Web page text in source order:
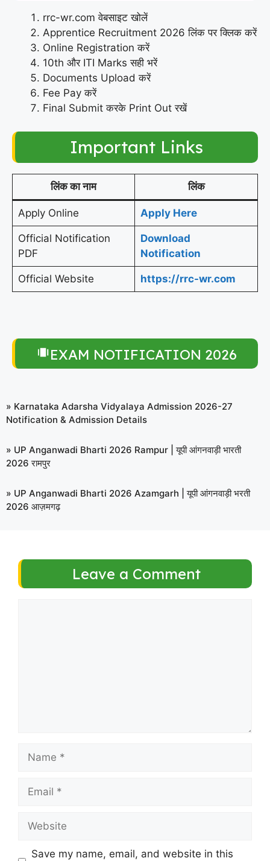
rrc-wr.com वेबसाइट खोलें
Apprentice Recruitment 2026 लिंक पर क्लिक करें
Online Registration करें
10th और ITI Marks सही भरें
Documents Upload करें
Fee Pay करें
Final Submit करके Print Out रखें
Important Links
लिंक का नाम लिंक
Apply Online Apply Here
Official Notification
PDF
Download
Notification
Official Website https://rrc-wr.com
EXAM NOTIFICATION 2026
» Karnataka Adarsha Vidyalaya Admission 2026-27
Notification & Admission Details
» UP Anganwadi Bharti 2026 Rampur | यूपी आंगनवाड़ी भारती
2026 रामपुर
» UP Anganwadi Bharti 2026 Azamgarh | यूपी आंगनवाड़ी भरती
2026 आज़मगढ़
Leave a Comment
Name
Email
Website
Save my name, email, and website in this